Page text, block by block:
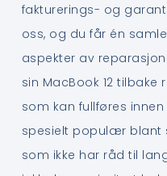
fakturerings- og
oss, og du får én
aspekter av
sin MacBook 12 tilbake
som kan fullføres
spesielt populær blant
som ikke har råd til